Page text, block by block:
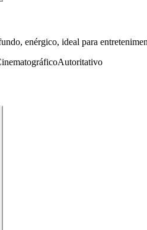
enérgico, ideal para
Autoritativo